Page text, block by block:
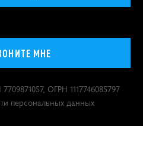
МНЕ
ОГРН 1117746085797
персональных данных
17, строение 3